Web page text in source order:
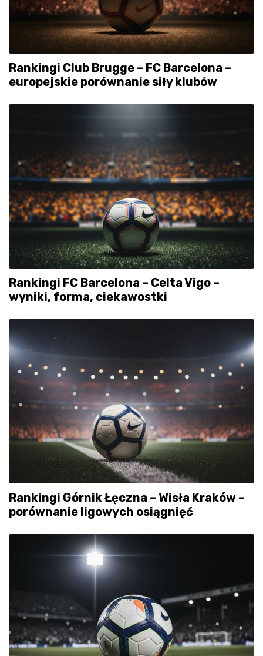
Rankingi Club Brugge – FC Barcelona –
europejskie porównanie siły klubów
Rankingi FC Barcelona – Celta Vigo –
wyniki, forma, ciekawostki
Rankingi Górnik Łęczna – Wisła Kraków –
porównanie ligowych osiągnięć